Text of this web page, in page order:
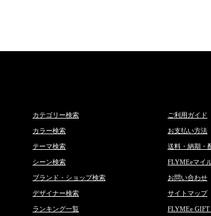
カテゴリー検索
カラー検索
テーマ検索
シーン検索
ブランド・ショップ検索
デザイナー検索
ランキング一覧
ご利用ガイド
お支払い方法
送料・納期・
FLYMEeマイ
お問い合わせ
サイトマップ
FLYMEe